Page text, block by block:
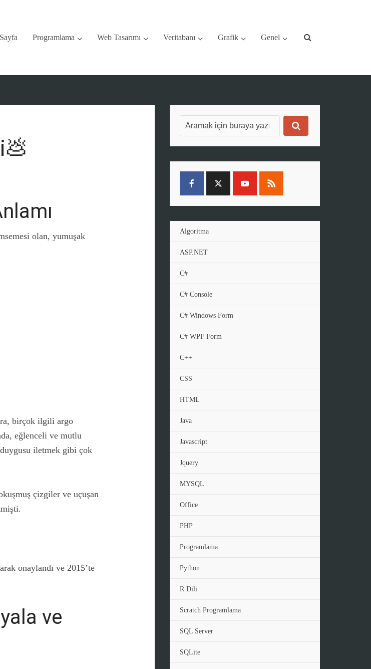
Programlama Web Tasarımı Veritabanı Grafik Genel
olan, yumuşak
birçok ilgili argo
eğlenceli ve mutlu
duygusu iletmek gibi çok
çizgiler ve uçuşan
onaylandı ve 2015’te
ve
Algoritma
ASP.NET
C#
C# Console
C# Windows Form
C# WPF Form
C++
CSS
HTML
Java
Javascript
Jquery
MYSQL
Office
PHP
Programlama
Python
R Dili
Scratch Programlama
SQL Server
SQLite